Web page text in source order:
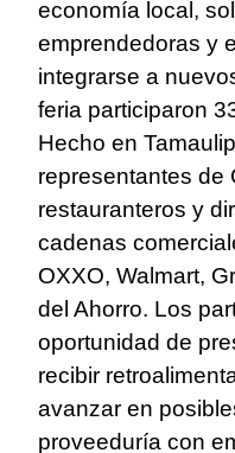
economía local,
emprendedoras y
integrarse a
feria participaron
Hecho en
representantes de
restauranteros y
cadenas
OXXO, Walmart,
del Ahorro. Los
oportunidad de
recibir
avanzar en
proveeduría con